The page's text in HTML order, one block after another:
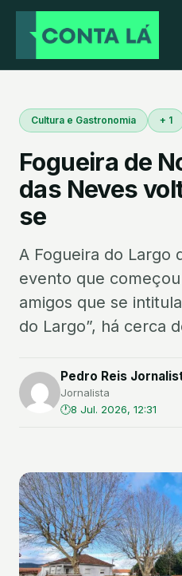
Cultura e Gastronomia + 1
Fogueira de
das Neves
se
A Fogueira do Largo
evento que
amigos que se
do Largo”, há cerca
Pedro Reis
Jornalista
8 Jul. 2026, 12:31